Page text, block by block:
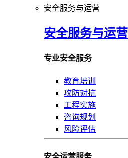
安全服务与运营
安全服务与运营
专业安全服务
教育培训
攻防对抗
工程实施
咨询规划
风险评估